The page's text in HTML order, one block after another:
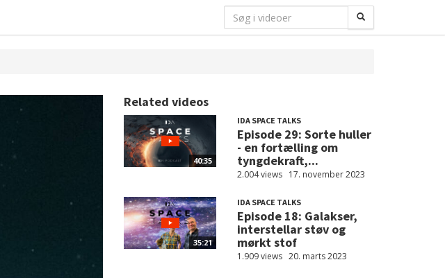
Related videos
40:35
IDA SPACE TALKS
Episode 29: Sorte huller
- en fortælling om
tyngdekraft,...
2.004 views 17. november 2023
35:21
IDA SPACE TALKS
Episode 18: Galakser,
interstellar støv og
mørkt stof
1.909 views 20. marts 2023